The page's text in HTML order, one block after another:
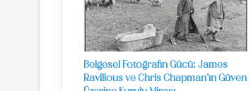
Belgesel Fotoğrafın Gücü: James
Ravilious ve Chris Chapman’ın Güven